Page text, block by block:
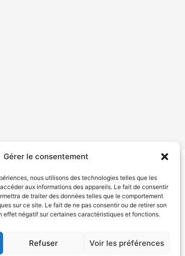
Gérer le consentement
nous utilisons des technologies telles que les
aux informations des appareils. Le fait de consentir
de traiter des données telles que le comportement
sur ce site. Le fait de ne pas consentir ou de retirer son
effet négatif sur certaines caractéristiques et fonctions.
Refuser Voir les préférences
Politique de confidentialité